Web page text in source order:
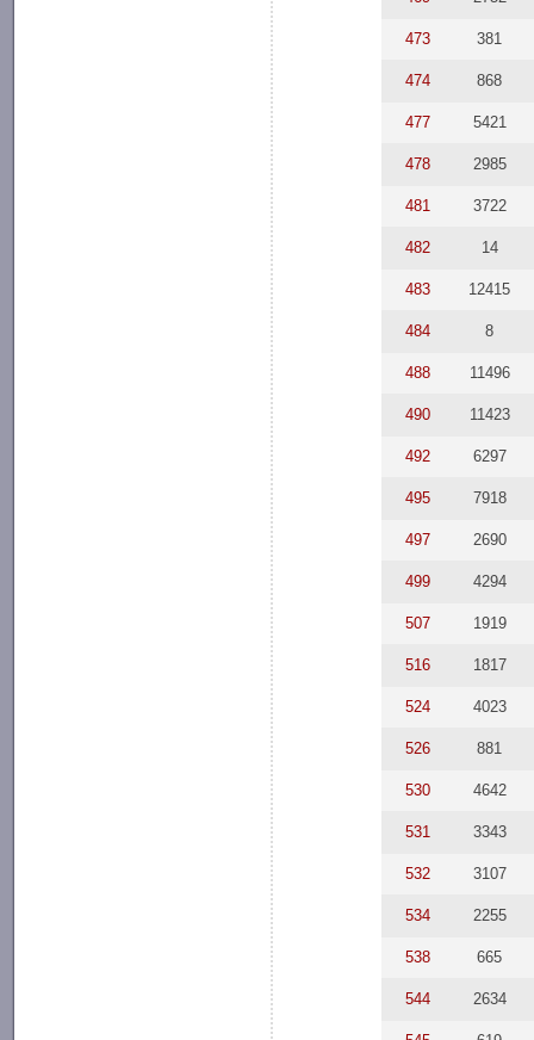
473 381
474 868
477 5421
478 2985
481 3722
482 14
483 12415
484 8
488 11496
490 11423
492 6297
495 7918
497 2690
499 4294
507 1919
516 1817
524 4023
526 881
530 4642
531 3343
532 3107
534 2255
538 665
544 2634